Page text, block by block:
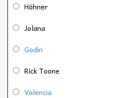
Höhner
Jolana
Godin
Rick Toone
Valencia